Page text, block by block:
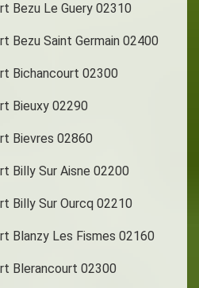
Bezu Le Guery 02310
Bezu Saint Germain 02400
Bichancourt 02300
Bieuxy 02290
Bievres 02860
Billy Sur Aisne 02200
Billy Sur Ourcq 02210
Blanzy Les Fismes 02160
Blerancourt 02300